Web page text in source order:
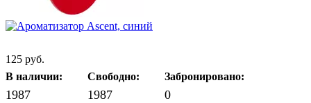
125 руб.
В наличии:
1987
Свободно:
1987
Забронировано:
0